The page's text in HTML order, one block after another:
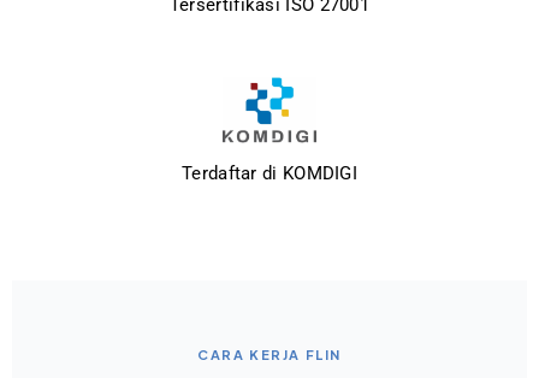
Terdaftar di KOMDIGI
CARA KERJA FLIN